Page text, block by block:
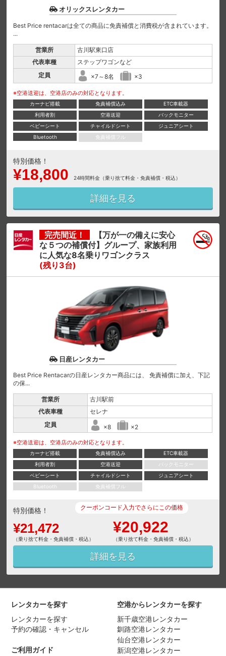
オリックスレンタカー
Best Price rentacarは全ての商品に免責補償と消費税が含まれています。
...
営業所
古川駅東口店
代表車種
ステップワゴンなど
定員
×7～8名 ×3
※空港送迎は、空港店のみの対応となります。
カーナビ搭載 免責補償込み
ETC車載器
利用者割
空港送迎
バックモニター
ベビーシート
チャイルドシート
ジュニアシート
Bluetooth
免責補償フル
特別価格！
¥18,800 24時間料金（乗り捨て料金・免責補償・税込）
詳細を見る
完売間近！
【万が一の備えに安心
な５つの補償付】グループ、家族利用
に人気な8名乗りワゴンクラス
(残り3台)
日産レンタカー
Best Price Rentacarの日産レンタカー商品には、 免責補償に加え、下記
の保...
営業所
古川駅前
代表車種
セレナ
定員
×8 ×2
※空港送迎は、空港店のみの対応となります。
カーナビ搭載 免責補償込み
ETC車載器
利用者割
空港送迎
バックモニター
ベビーシート
チャイルドシート
ジュニアシート
Bluetooth
免責補償フル
特別価格！
¥21,472
（乗り捨て料金・免責補償・税込）
クーポンコード入力でさらにこの価格
¥20,922
（乗り捨て料金・免責補償・税込）
詳細を見る
レンタカーを探す
レンタカーを探す
予約の確認・キャンセル
ご利用ガイド
空港からレンタカーを探す
新千歳空港レンタカー
釧路空港レンタカー
仙台空港レンタカー
新潟空港レンタカー